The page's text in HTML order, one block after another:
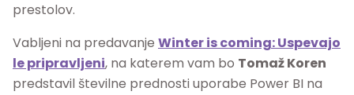
prestolov.
Vabljeni na predavanje Winter is coming: Uspevajo
le pripravljeni, na katerem vam bo Tomaž Koren
predstavil številne prednosti uporabe Power BI na